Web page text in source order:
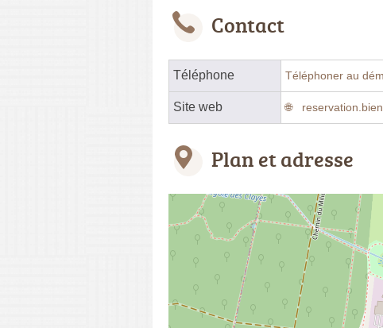
Contact
Téléphone Téléphoner au
Site web
Plan et adresse